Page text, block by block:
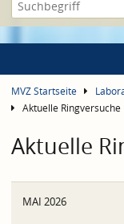
MVZ Startseite
Aktuelle Ringversuche
Aktuelle
MAI 2026